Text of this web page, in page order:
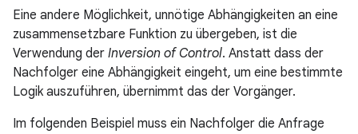
Eine andere Möglichkeit, unnötige Abhängigkeiten an eine
zusammensetzbare Funktion zu übergeben, ist die
Verwendung der Inversion of Control. Anstatt dass der
Nachfolger eine Abhängigkeit eingeht, um eine bestimmte
Logik auszuführen, übernimmt das der Vorgänger.
Im folgenden Beispiel muss ein Nachfolger die Anfrage